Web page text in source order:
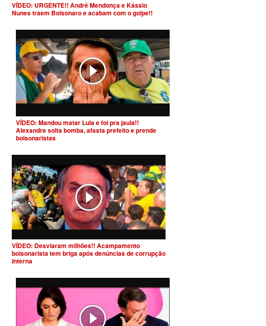
VÍDEO: URGENTE!! André Mendonça e Kássio
Nunes traem Bolsonaro e acabam com o golpe!!
VÍDEO: Mandou matar Lula e foi pra jaula!!
Alexandre solta bomba, afasta prefeito e prende
bolsonaristas
VÍDEO: Desviaram milhões!! Acampamento
bolsonarista tem briga após denúncias de corrupção
interna